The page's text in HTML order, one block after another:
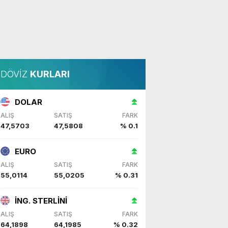
DÖVİZ KURLARI
DOLAR
ALIŞ SATIŞ FARK
47,5703 47,5808 % 0.1
EURO
ALIŞ SATIŞ FARK
55,0114 55,0205 % 0.31
İNG. STERLİNİ
ALIŞ SATIŞ FARK
64,1898 64,1985 % 0.32